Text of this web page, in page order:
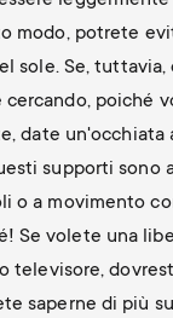
modo, potrete
sole. Se,
poiché
date un'occhiata
supporti sono
o a movimento
Se volete una
televisore,
saperne di più